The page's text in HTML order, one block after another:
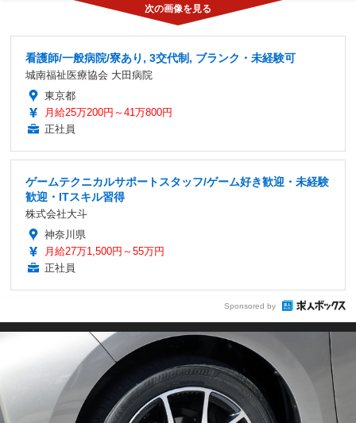
看護師/一般病院/寮あり, 3交代制, ブランク・未経験可
城南福祉医療協会 大田病院
東京都
月給25万200円～41万800円
正社員
ゲームテクニカルサポートスタッフ/ゲーム好き歓迎・未経験
歓迎・ITスキル習得
株式会社大斗
神奈川県
月給27万1,500円～55万円
正社員
Sponsored by